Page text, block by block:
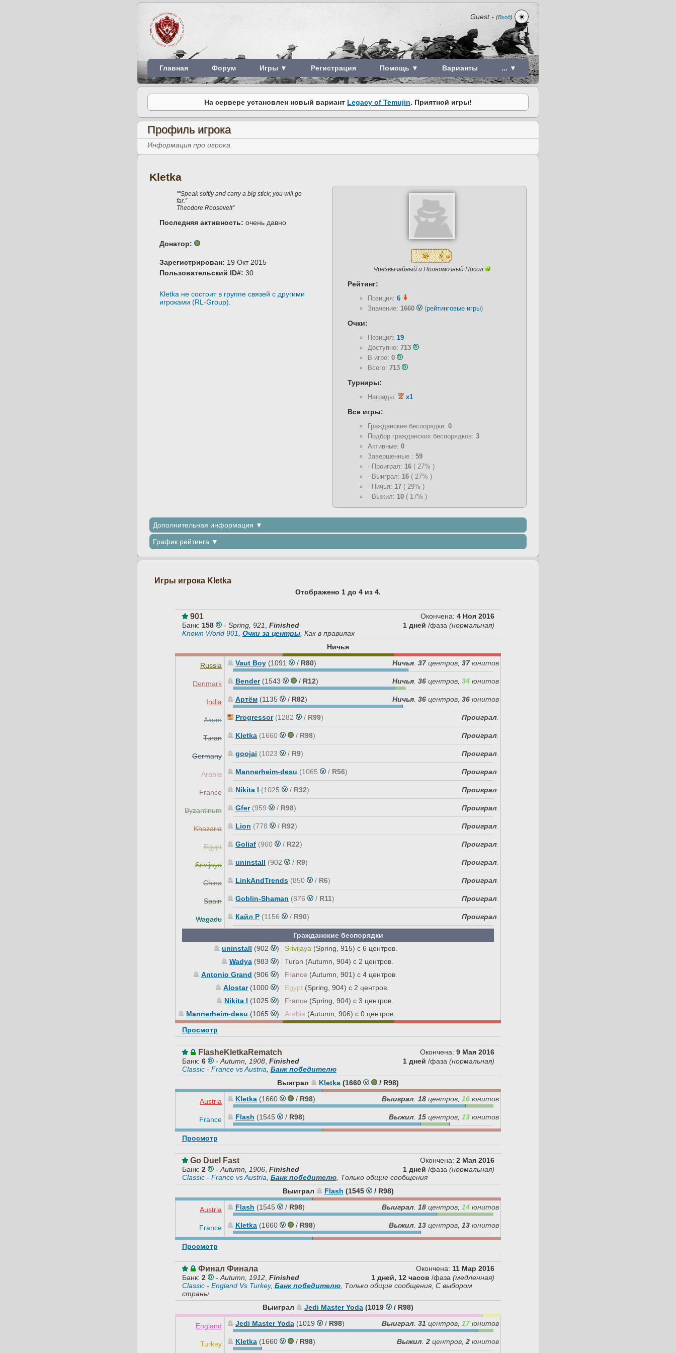
Guest- (Вход) ☀️
Главная Форум Игры ▼ Регистрация Помощь ▼ Варианты ... ▼
На сервере установлен новый вариант Legacy of Temujin. Приятной игры!
Профиль игрока
Информация про игрока.
Kletka
Чрезвычайный и Полномочный Посол
Рейтинг:
Позиция: 6
Значение: 1660 (рейтинговые игры)
Очки:
Позиция: 19
Доступно: 713
В игре: 0
Всего: 713
Турниры:
Награды: x1
Все игры:
Гражданские беспорядки: 0
Подбор гражданских беспорядков: 3
Активные: 0
Завершенные : 59
- Проиграл: 16 ( 27% )
- Выиграл: 16 ( 27% )
- Ничья: 17 ( 29% )
- Выжил: 10 ( 17% )
""Speak softly and carry a big stick; you will go
far.”
Theodore Roosevelt"
Последняя активность: очень давно
Донатор:
Зарегистрирован: 19 Окт 2015
Пользовательский ID#: 30
Kletka не состоит в группе связей с другими
игроками (RL-Group).
Дополнительная информация ▼
График рейтинга ▼
Игры игрока Kletka
Отображено 1 до 4 из 4.
Окончена: 4 Ноя 2016
901
1 дней /фаза (нормальная)
Банк: 158 - Spring, 921
Finished
Known World 901
Очки за центры, Как в правилах
Ничья
Russia Vaut Boy (1091 / R80) Ничья 37центров, 37юнитов
Denmark Bender (1543 / R12) Ничья 36 центров, 34 юнитов
India Артём (1135 / R82) Ничья 36 центров, 36 юнитов
Axum Progressor (1282 / R99) Проиграл
Turan Kletka (1660 / R98) Проиграл
Germany goojai (1023 / R9) Проиграл
Arabia Mannerheim-desu (1065 / R56) Проиграл
France Nikita I (1025 / R32) Проиграл
Byzantinum Gfer (959 / R98) Проиграл
Khazaria Lion (778 / R92) Проиграл
Egypt Goliaf (960 / R22) Проиграл
Srivijaya uninstall (902 / R9) Проиграл
China LinkAndTrends (850 / R6) Проиграл
Spain Goblin-Shaman (876 / R11) Проиграл
Wagadu Кайл Р (1156 / R90) Проиграл
Гражданские беспорядки
uninstall (902 ) Srivijaya (Spring, 915) с 6 центров.
Wadya (983 ) Turan (Autumn, 904) с 2 центров.
Antonio Grand (906 ) France (Autumn, 901) с 4 центров.
Alostar (1000 ) Egypt (Spring, 904) с 2 центров.
Nikita I (1025 ) France (Spring, 904) с 3 центров.
Mannerheim-desu (1065 ) Arabia (Autumn, 906) с 0 центров.
Просмотр
Окончена: 9 Мая 2016
FlasheKletkaRematch
1 дней /фаза (нормальная)
Банк: 6 - Autumn, 1908, Finished
Classic - France vs Austria Банк победителю
Выиграл
Kletka (1660 / R98)
Austria Kletka (1660 / R98) Выиграл 18 центров, 16 юнитов
France Flash (1545 / R98) Выжил 15 центров, 13 юнитов
Просмотр
Окончена: 2 Мая 2016
Go Duel Fast
1 дней /фаза (нормальная)
Банк: 2 - Autumn, 1906, Finished
Classic - France vs Austria Банк победителю, Только общие сообщения
Выиграл
Flash (1545 / R98)
Austria Flash (1545 / R98) Выиграл 18 центров, 14 юнитов
France Kletka (1660 / R98) Выжил 13 центров, 13 юнитов
Просмотр
Окончена: 11 Мар 2016
Финал Финала
1 дней, 12 часов /фаза (медленная)
Банк: 2 - Autumn, 1912, Finished
Classic - England Vs Turkey, Банк победителю, Только общие сообщения, С выбором
страны
Выиграл
Jedi Master Yoda (1019 / R98)
England Jedi Master Yoda (1019 / R98) Выиграл 31 центров, 17юнитов
Turkey Kletka (1660 / R98) Выжил 2 центров, 2 юнитов